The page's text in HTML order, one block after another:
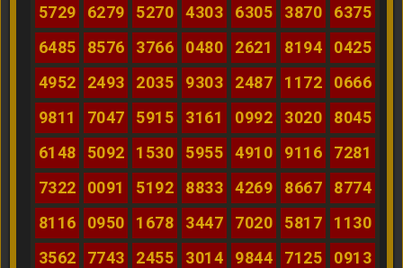
5729 6279 5270 4303 6305 3870
6375
6485
8576 3766 0480 2621 8194
0425
4952
2493 2035 9303 2487 1172
0666
9811
7047 5915 3161 0992 3020
8045
6148
5092 1530 5955 4910 9116
7281
7322
0091 5192 8833 4269 8667
8774
8116
0950 1678 3447 7020 5817
1130
3562
7743 2455 3014 9844 7125
0913